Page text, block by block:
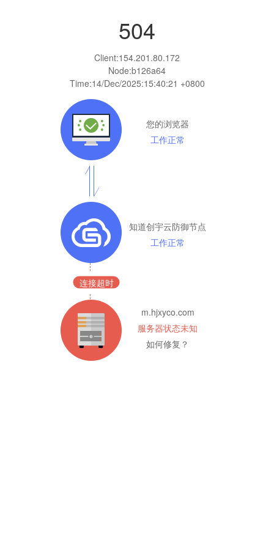
504
Client:154.201.80.172
Node:b126a64
Time:14/Dec/2025:15:40:21 +0800
您的浏览器
工作正常
知道创宇云防御节点
工作正常
连接超时
m.hjxyco.com
服务器状态未知
如何修复？